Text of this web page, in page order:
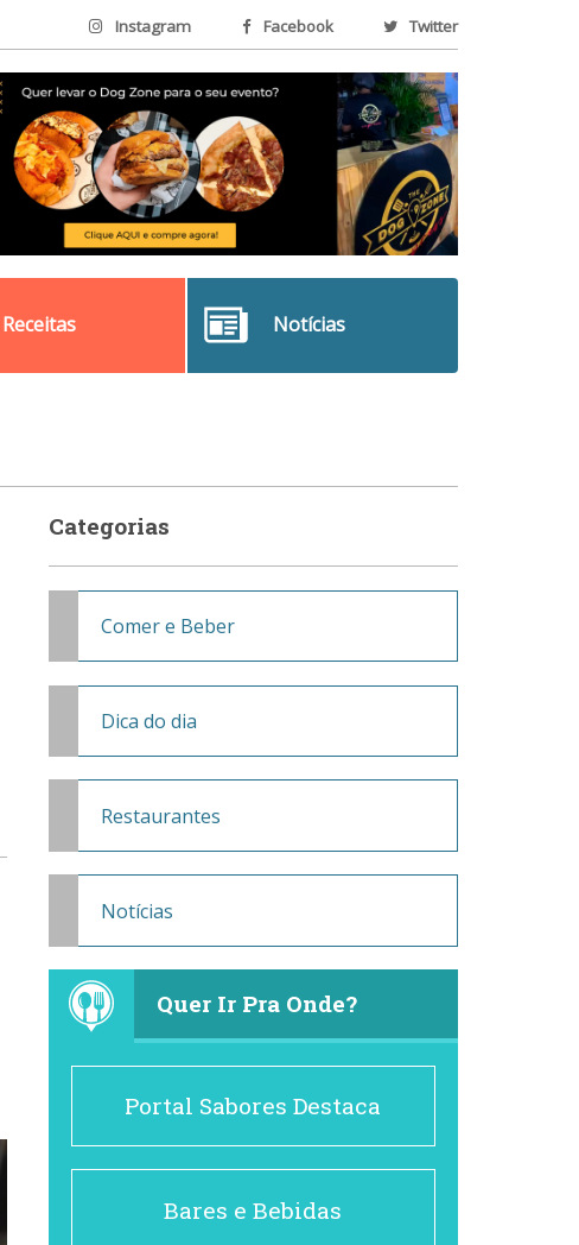
Instagram Facebook Twitter
Receitas Notícias
Categorias
Comer e Beber
Dica do dia
Restaurantes
Notícias
Quer Ir Pra Onde?
Portal Sabores Destaca
Bares e Bebidas